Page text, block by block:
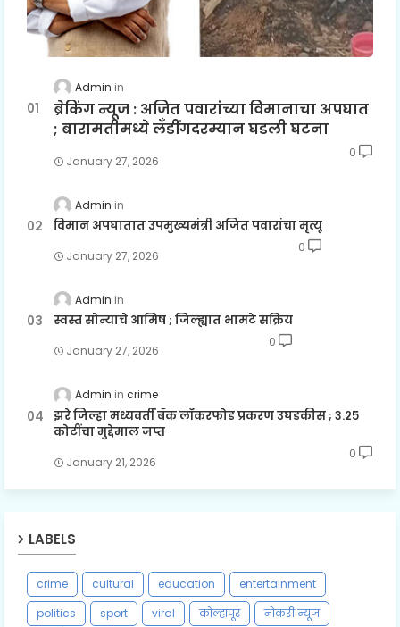
Admin
ब्रेकिंग न्यूज : अजित पवारांच्या विमानाचा अपघात
; बारामतीमध्ये लॅंडींगदरम्यान घडली घटना
January 27, 2026
0
Admin
विमान अपघातात उपमुख्यमंत्री अजित पवारांचा मृत्यू
January 27, 2026
0
Admin
स्वस्त सोन्याचे आमिष ; जिल्ह्यात भामटे सक्रिय
January 27, 2026
0
Admin crime
झरे जिल्हा मध्यवर्ती बँक लॉकरफोड प्रकरण उघडकीस ; ३.२५
कोटींचा मुद्देमाल जप्त
January 21, 2026
0
LABELS
crime cultural education
entertainment
politics
sport viral कोल्हापूर
नोकरी न्यूज